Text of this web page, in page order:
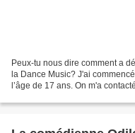
Peux-tu nous dire comment a
la Dance Music? J'ai
l’âge de 17 ans. On m'a